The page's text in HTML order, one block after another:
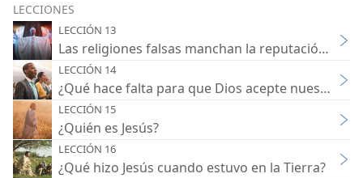
LECCIONES
LECCIÓN 13
Las religiones falsas manchan la reputación de
LECCIÓN 14
¿Qué hace falta para que Dios acepte nuestra
LECCIÓN 15
¿Quién es Jesús?
LECCIÓN 16
¿Qué hizo Jesús cuando estuvo en la Tierra?